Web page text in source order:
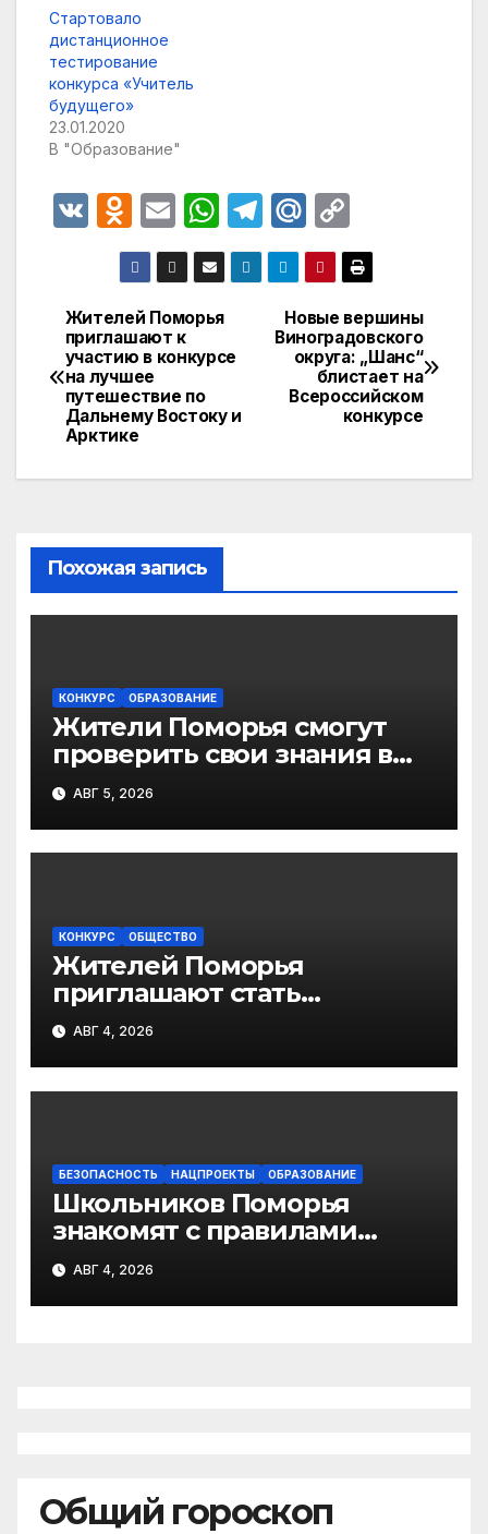
Стартовало
дистанционное
тестирование
конкурса «Учитель
будущего»
23.01.2020
В "Образование"
V
O
d
n
o
kl
a
s
s
ni
E
m
ail
W
h
at
s
A
p
T
el
e
gr
a
m
M
ail
.R
u
o
p
y
Li
n
k
Навигация
по
записям
Новые вершины
Виноградовского
округа: „Шанс“
блистает на
Всероссийском
конкурсе
Жителей Поморья
приглашают к
участию в конкурсе
на лучшее
путешествие по
Дальнему Востоку и
Арктике
Похожая запись
КОНКУРС ОБРАЗОВАНИЕ
Жители Поморья смогут
проверить свои знания в
Большом этнографическом
диктанте
АВГ 5, 2026
КОНКУРС ОБЩЕСТВО
Жителей Поморья
приглашают стать
участниками фотопроекта
«Улыбка России. Улыбка
единства»
АВГ 4, 2026
БЕЗОПАСНОСТЬ НАЦПРОЕКТЫ ОБРАЗОВАНИЕ
Школьников Поморья
знакомят с правилами
цифровой гигиены
АВГ 4, 2026
Общий гороскоп